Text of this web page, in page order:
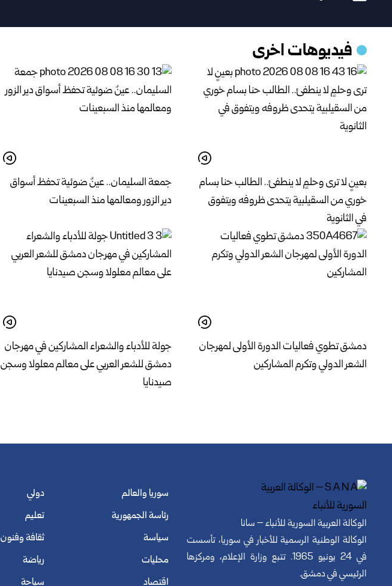
فيديوهات اخرى
بعينٍ لا ترى وحلمٍ لا ينطفئ.. الطالب حنا بسام
خوري من السقيلبية يتحدى ظروفه ويتفوق
في الثانوية
جمعة السليمان.. عينٌ ضوئية تحفظ أسواق
دير الزور ومعالمها منذ السبعينات
دمشق تطوي فعاليات الدورة الأولى لمهرجان
الشعر الدولي وتكرم المشاركين
جولة للأدباء والشعراء المشاركين في مهرجان
دمشق للشعر العربي على معالم معلولا وسجن
صيدنايا
الوكالة العربية السورية للأنباء – سانا
الوكالة الوطنية الرسمية للأخبار في سوريا، تأسست
في 24 يونيو 1965. تتبع وزارة الإعلام، ومركزها
الرئيسي في دمشق.
سوريا والعالم
رئاسة الجمهورية
سياسة
محليات
اقتصاد
دولي
تعليم
ثقافة وفنون
رياضة
سياحة